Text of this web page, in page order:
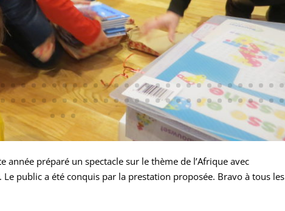
année préparé un spectacle sur le thème de l’Afrique avec
public a été conquis par la prestation proposée. Bravo à tous les